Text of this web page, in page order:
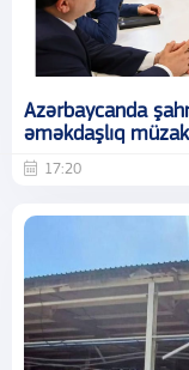
Azərbaycanda
əməkdaşlıq
17:20